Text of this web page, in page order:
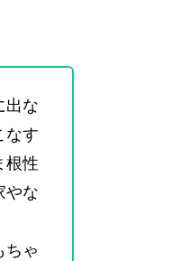
出な
なす
根性
やな
ちゃ